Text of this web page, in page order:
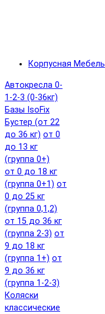
Корпусная Мебель
Автокресла 0-
1-2-3 (0-36кг)
Базы IsoFix
Бустер (от 22
до 36 кг) от 0
до 13 кг
(группа 0+)
от 0 до 18 кг
(группа 0+1) от
0 до 25 кг
(группа 0,1,2)
от 15 до 36 кг
(группа 2-3) от
9 до 18 кг
(группа 1+) от
9 до 36 кг
(группа 1-2-3)
Коляски
классические